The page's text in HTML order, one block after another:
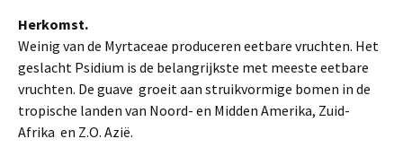
Herkomst.
Weinig van de Myrtaceae produceren eetbare vruchten. Het
geslacht Psidium is de belangrijkste met meeste eetbare
vruchten. De guave groeit aan struikvormige bomen in de
tropische landen van Noord- en Midden Amerika, Zuid-
Afrika en Z.O. Azië.